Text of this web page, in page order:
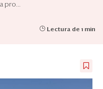
pro...
Lectura de 1 min